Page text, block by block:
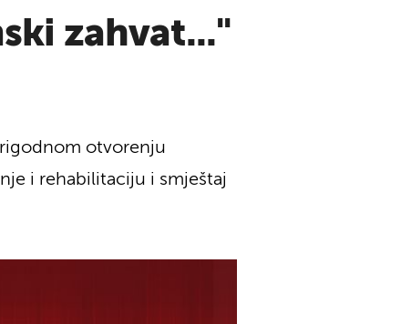
zahvat..."
otvorenju
i rehabilitaciju i smještaj